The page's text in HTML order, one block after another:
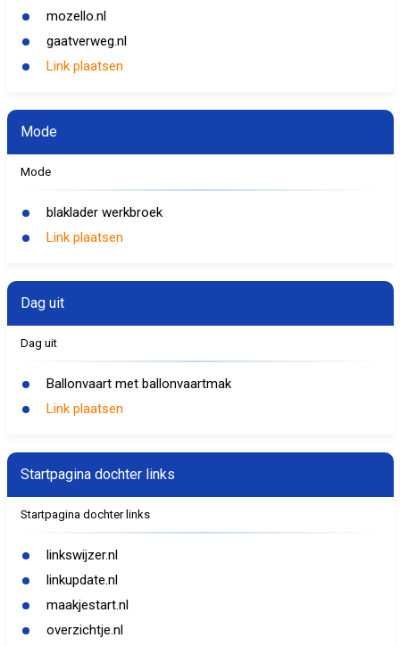
mozello.nl
gaatverweg.nl
Link plaatsen
Mode
Mode
blaklader werkbroek
Link plaatsen
Dag uit
Dag uit
Ballonvaart met ballonvaartmak
Link plaatsen
Startpagina dochter links
Startpagina dochter links
linkswijzer.nl
linkupdate.nl
maakjestart.nl
overzichtje.nl